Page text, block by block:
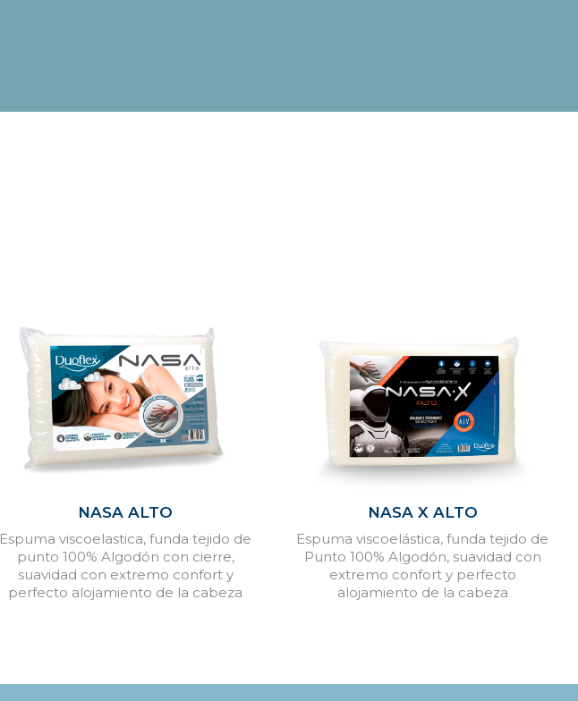
NASA ALTO
Espuma viscoelastica, funda tejido de
punto 100% Algodón con cierre,
suavidad con extremo confort y
perfecto alojamiento de la cabeza
NASA X ALTO
Espuma viscoelástica, funda tejido de
Punto 100% Algodón, suavidad con
extremo confort y perfecto
alojamiento de la cabeza